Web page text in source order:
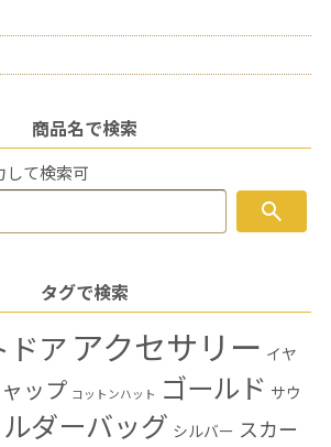
商品名で検索
して検索可
search
タグで検索
ドア アクセサリー イヤ
ップ コットンハット ゴールド サウ
ダーバッグ シルバー スカー